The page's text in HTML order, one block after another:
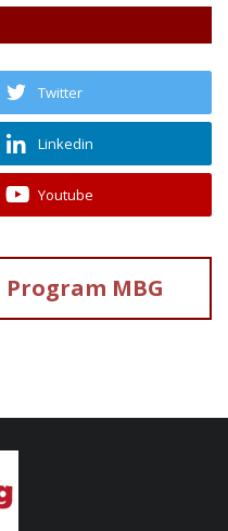
Twitter
Linkedin
Youtube
Program MBG